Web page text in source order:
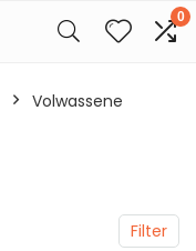
0
‎Volwassene
Filter